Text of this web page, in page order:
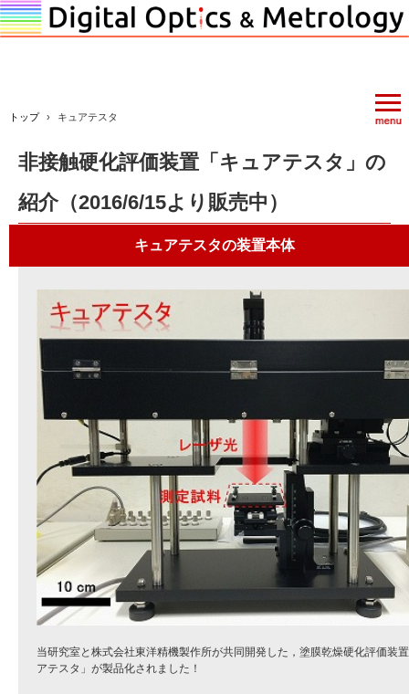
トップ › キュアテスタ
非接触硬化評価装置「キュアテスタ」の
紹介（2016/6/15より販売中）
キュアテスタの装置本体
当研究室と株式会社東洋精機製作所が共同開発した，塗膜乾燥硬化評価装
アテスタ」が製品化されました！